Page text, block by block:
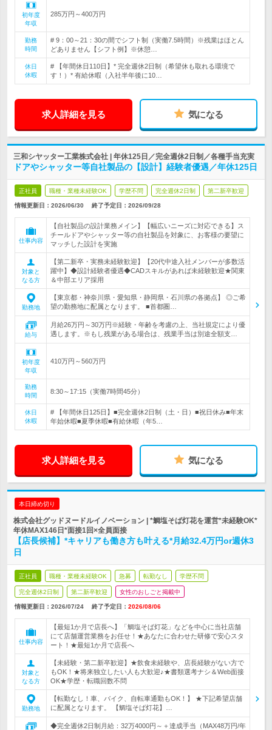
初年度
年収
285万円～400万円
勤務
時間
# 9：00～21：30の間でシフト制（実働7.5時間）※残業はほとん
どありません【シフト例】※休憩…
休日
休暇
# 【年間休日110日】* 完全週休2日制（希望休も取れる環境で
す！）* 有給休暇（入社半年後に10…
求人詳細を見る 気になる
三和シヤッター工業株式会社 | 年休125日／完全週休2日制／各種手当充実
ドアやシャッター等自社製品の【設計】経験者優遇／年休125日
正社員 職種・業種未経験OK 学歴不問 完全週休2日制 第二新卒歓迎
情報更新日：2026/06/30 終了予定日： 2026/09/28
仕事内容
【自社製品の設計業務メイン】【幅広いニーズに対応できる】ス
チールドアやシャッター等の自社製品を対象に、お客様の要望に
マッチした設計を実施
対象と
なる方
【第二新卒・実務未経験歓迎】【20代中途入社メンバーが多数活
躍中】◆設計経験者優遇◆CADスキルがあれば未経験歓迎★関東
＆中部エリア採用
勤務地
【東京都・神奈川県・愛知県・静岡県・石川県の各拠点】 ◎ご希
望の勤務地に配属となります。 ■首都圏…
給与
月給26万円～30万円※経験・年齢を考慮の上、当社規定により優
遇します。※もし残業がある場合は、残業手当は別途全額支…
初年度
年収
410万円～560万円
勤務
時間
8:30～17:15（実働7時間45分）
休日
休暇
# 【年間休日125日】■完全週休2日制（土・日）■祝日休み■年末
年始休暇■夏季休暇■有給休暇（年5…
求人詳細を見る 気になる
本日締め切り
株式会社グッドヌードルイノベーション | *鯛塩そば灯花を運営*未経験OK*
年休MAX146日*面接1回×全員面接
【店長候補】*キャリアも働き方も叶える*月給32.4万円or週休3
日
正社員 職種・業種未経験OK 急募 転勤なし 学歴不問
完全週休2日制 第二新卒歓迎 女性のおしごと掲載中
情報更新日：2026/07/24 終了予定日： 2026/08/06
仕事内容
【最短1か月で店長へ】「鯛塩そば灯花」などを中心に当社店舗
にて店舗運営業務をお任せ！★あなたに合わせた研修で安心スタ
ート！★最短1か月で店長へ
対象と
なる方
【未経験・第二新卒歓迎】★飲食未経験や、店長経験がない方で
もOK！★将来独立したい人も大歓迎♪★書類選考ナシ＆Web面接
OK★学歴・転職回数不問
勤務地
【転勤なし！車、バイク、自転車通勤もOK！】 ★下記希望店舗
に配属となります。 【鯛塩そば灯花】…
◆完全週休2日制月給：32万4000円～＋達成手当（MAX48万円/年